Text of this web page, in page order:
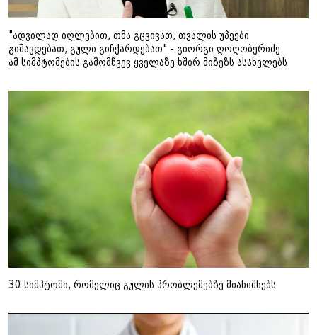
"ადვილად იღლებით, თმა გცვივათ, თვალის უპეები
გიშავდებათ, გული გიჩქარდებათ" - გიორგი ღოღობერიძე
ამ სიმპტომების გამომწვევ ყველაზე ხშირ მიზეზს ასახელებს
30 სიმპტომი, რომელიც გულის პრობლემებზე მიანიშნებს